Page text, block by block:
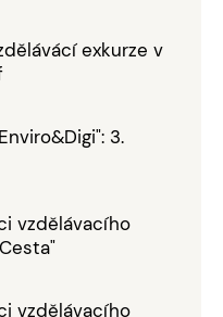
exkurze v
3.
vzdělávacího
vzdělávacího